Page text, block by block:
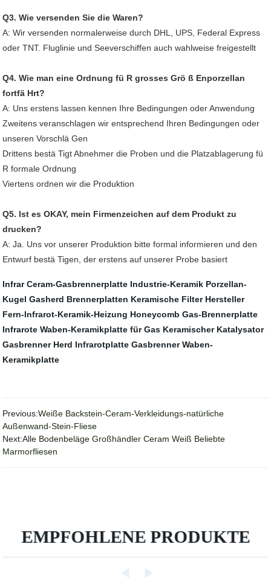
Q3. Wie versenden Sie die Waren?
A: Wir versenden normalerweise durch DHL, UPS, Federal Express
oder TNT. Fluglinie und Seeverschiffen auch wahlweise freigestellt
Q4. Wie man eine Ordnung fü R grosses Grö ß Enporzellan
fortfä Hrt?
A: Uns erstens lassen kennen Ihre Bedingungen oder Anwendung
Zweitens veranschlagen wir entsprechend Ihren Bedingungen oder
unseren Vorschlä Gen
Drittens bestä Tigt Abnehmer die Proben und die Platzablagerung fü
R formale Ordnung
Viertens ordnen wir die Produktion
Q5. Ist es OKAY, mein Firmenzeichen auf dem Produkt zu
drucken?
A: Ja. Uns vor unserer Produktion bitte formal informieren und den
Entwurf bestä Tigen, der erstens auf unserer Probe basiert
Infrar Ceram-Gasbrennerplatte Industrie-Keramik Porzellan-
Kugel Gasherd Brennerplatten Keramische Filter Hersteller
Fern-Infrarot-Keramik-Heizung Honeycomb Gas-Brennerplatte
Infrarote Waben-Keramikplatte für Gas Keramischer Katalysator
Gasbrenner Herd Infrarotplatte Gasbrenner Waben-
Keramikplatte
Previous:Weiße Backstein-Ceram-Verkleidungs-natürliche
Außenwand-Stein-Fliese
Next:Alle Bodenbeläge Großhändler Ceram Weiß Beliebte
Marmorfliesen
EMPFOHLENE PRODUKTE